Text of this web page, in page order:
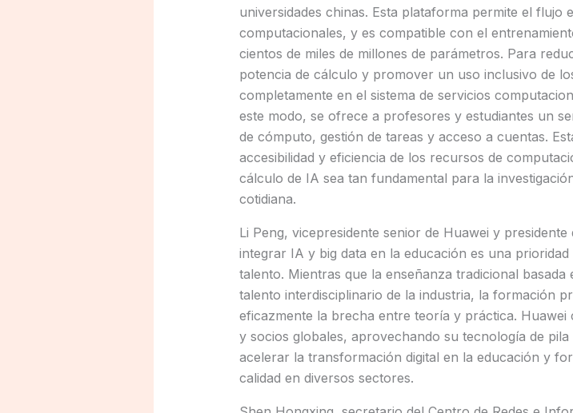
universidades chinas. Esta plataforma permite el flujo
computacionales, y es compatible con el
cientos de miles de millones de parámetros. Para
potencia de cálculo y promover un uso inclusivo de
completamente en el sistema de servicios
este modo, se ofrece a profesores y estudiantes un
de cómputo, gestión de tareas y acceso a cuentas.
accesibilidad y eficiencia de los recursos de
cálculo de IA sea tan fundamental para la
cotidiana.
Li Peng, vicepresidente senior de Huawei y
integrar IA y big data en la educación es una
talento. Mientras que la enseñanza tradicional
talento interdisciplinario de la industria, la formación
eficazmente la brecha entre teoría y práctica.
y socios globales, aprovechando su tecnología de
acelerar la transformación digital en la educación y
calidad en diversos sectores.